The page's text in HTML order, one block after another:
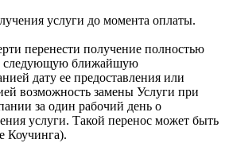
услуги до момента оплаты.
перенести получение полностью
следующую ближайшую
дату ее предоставления или
возможность замены Услуги при
за один рабочий день о
услуги. Такой перенос может быть
Коучинга).